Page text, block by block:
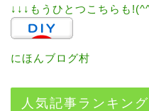
↓↓↓もうひとつこちらも
にほんブログ村
人気記事ランキング